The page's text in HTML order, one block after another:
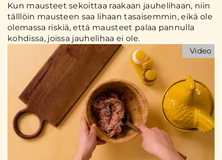
Kun mausteet sekoittaa raakaan jauhelihaan, niin
tälllöin mausteen saa lihaan tasaisemmin, eikä ole
olemassa riskiä, että mausteet palaa pannulla
kohdissa, joissa jauhelihaa ei ole.